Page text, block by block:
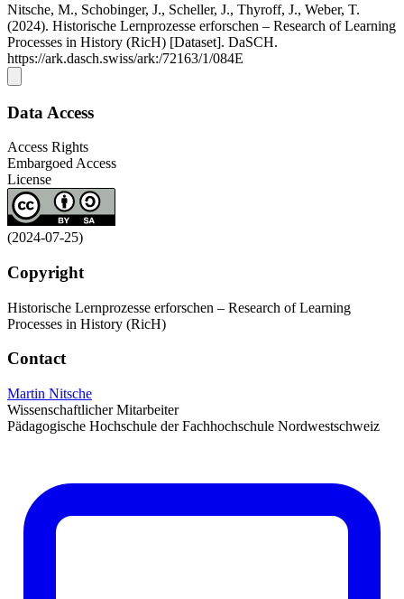
Nitsche, M., Schobinger, J., Scheller, J., Thyroff, J., Weber, T.
(2024). Historische Lernprozesse erforschen – Research of Learning
Processes in History (RicH) [Dataset]. DaSCH.
https://ark.dasch.swiss/ark:/72163/1/084E
Data Access
Access Rights
Embargoed Access
License
(2024-07-25)
Copyright
Historische Lernprozesse erforschen – Research of Learning
Processes in History (RicH)
Contact
Martin Nitsche
Wissenschaftlicher Mitarbeiter
Pädagogische Hochschule der Fachhochschule Nordwestschweiz